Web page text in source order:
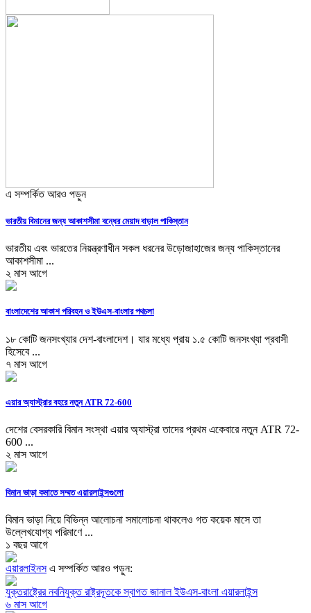
এ সম্পর্কিত আরও পড়ুন
ভারতীয় বিমানের জন্য আকাশসীমা বন্ধের মেয়াদ বাড়াল পাকিস্তান
ভারতীয় এবং ভারতের নিয়ন্ত্রণাধীন সকল ধরনের উড়োজাহাজের জন্য পাকিস্তানের
আকাশসীমা ...
২ মাস আগে
বাংলাদেশের আকাশ পরিবহন ও ইউএস-বাংলার পথচলা
১৮ কোটি জনসংখ্যার দেশ-বাংলাদেশ। যার মধ্যে প্রায় ১.৫ কোটি জনসংখ্যা প্রবাসী
হিসেবে ...
৭ মাস আগে
এয়ার অ্যাস্ট্রার বহরে নতুন ATR 72-600
দেশের বেসরকারি বিমান সংস্থা এয়ার অ্যাস্ট্রা তাদের প্রথম একেবারে নতুন ATR 72-
600 ...
২ মাস আগে
বিমান ভাড়া কমাতে সম্মত এয়ারলাইন্সগুলো
বিমান ভাড়া নিয়ে বিভিন্ন আলোচনা সমালোচনা থাকলেও গত কয়েক মাসে তা
উল্লেখযোগ্য পরিমাণে ...
১ বছর আগে
এয়ারলাইনসএ সম্পর্কিত আরও পড়ুন:
যুক্তরাষ্ট্রের নবনিযুক্ত রাষ্ট্রদূতকে স্বাগত জানাল ইউএস-বাংলা এয়ারলাইন্স
৬ মাস আগে